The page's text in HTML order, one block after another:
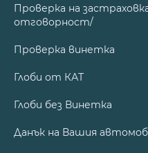
Проверка на
отговорност/
Проверка винетка
Глоби от КАТ
Глоби без Винетка
Данък на Вашия